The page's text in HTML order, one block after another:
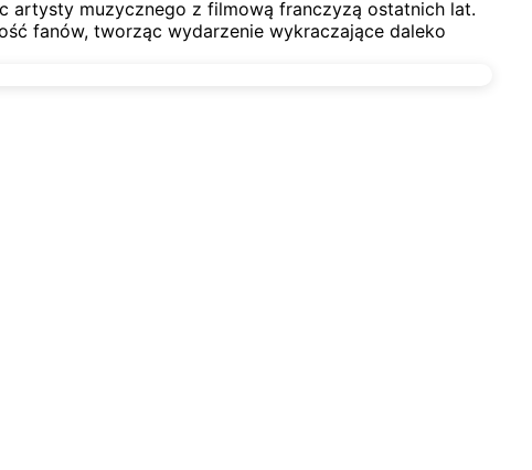
artysty muzycznego z filmową franczyzą ostatnich lat.
fanów, tworząc wydarzenie wykraczające daleko